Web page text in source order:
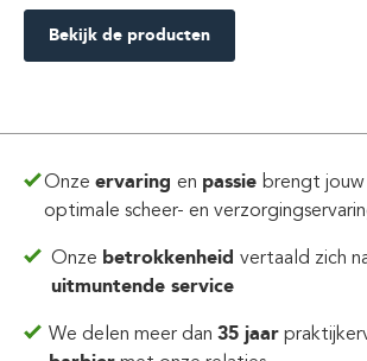
Bekijk de producten
Onzeervaringen passie brengt
optimale scheer- en
Onze betrokkenheid vertaald zich
uitmuntende service
We delen meer dan 35 jaar